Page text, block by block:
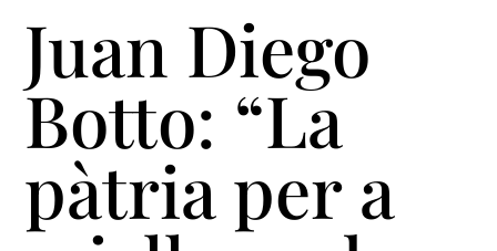
Juan Diego
Botto: “La
pàtria per a